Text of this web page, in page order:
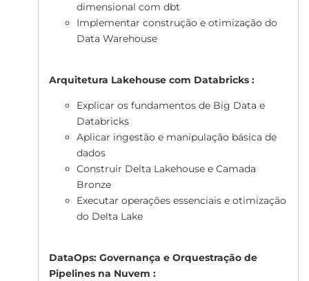
dimensional com dbt
Implementar construção e otimização do
Data Warehouse
Arquitetura Lakehouse com Databricks :
Explicar os fundamentos de Big Data e
Databricks
Aplicar ingestão e manipulação básica de
dados
Construir Delta Lakehouse e Camada
Bronze
Executar operações essenciais e otimização
do Delta Lake
DataOps: Governança e Orquestração de
Pipelines na Nuvem :